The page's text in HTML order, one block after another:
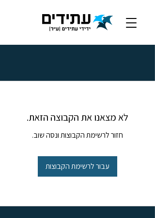
לא מצאנו את הקבוצה הזאת.
חזור לרשימת הקבוצות ונסה שוב.
עבור לרשימת הקבוצות